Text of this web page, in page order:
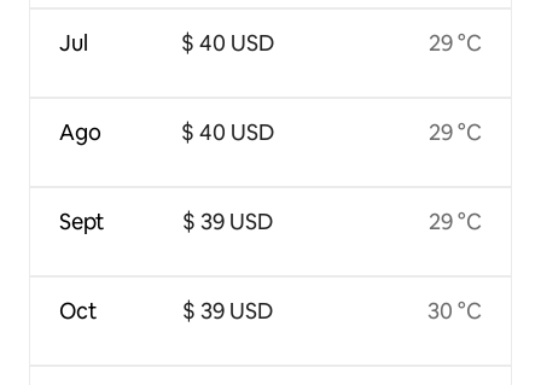
Jul
Ago
Sept
Oct
$ 40 USD
$ 40 USD
$ 39 USD
$ 39 USD
29 °C
29 °C
29 °C
30 °C